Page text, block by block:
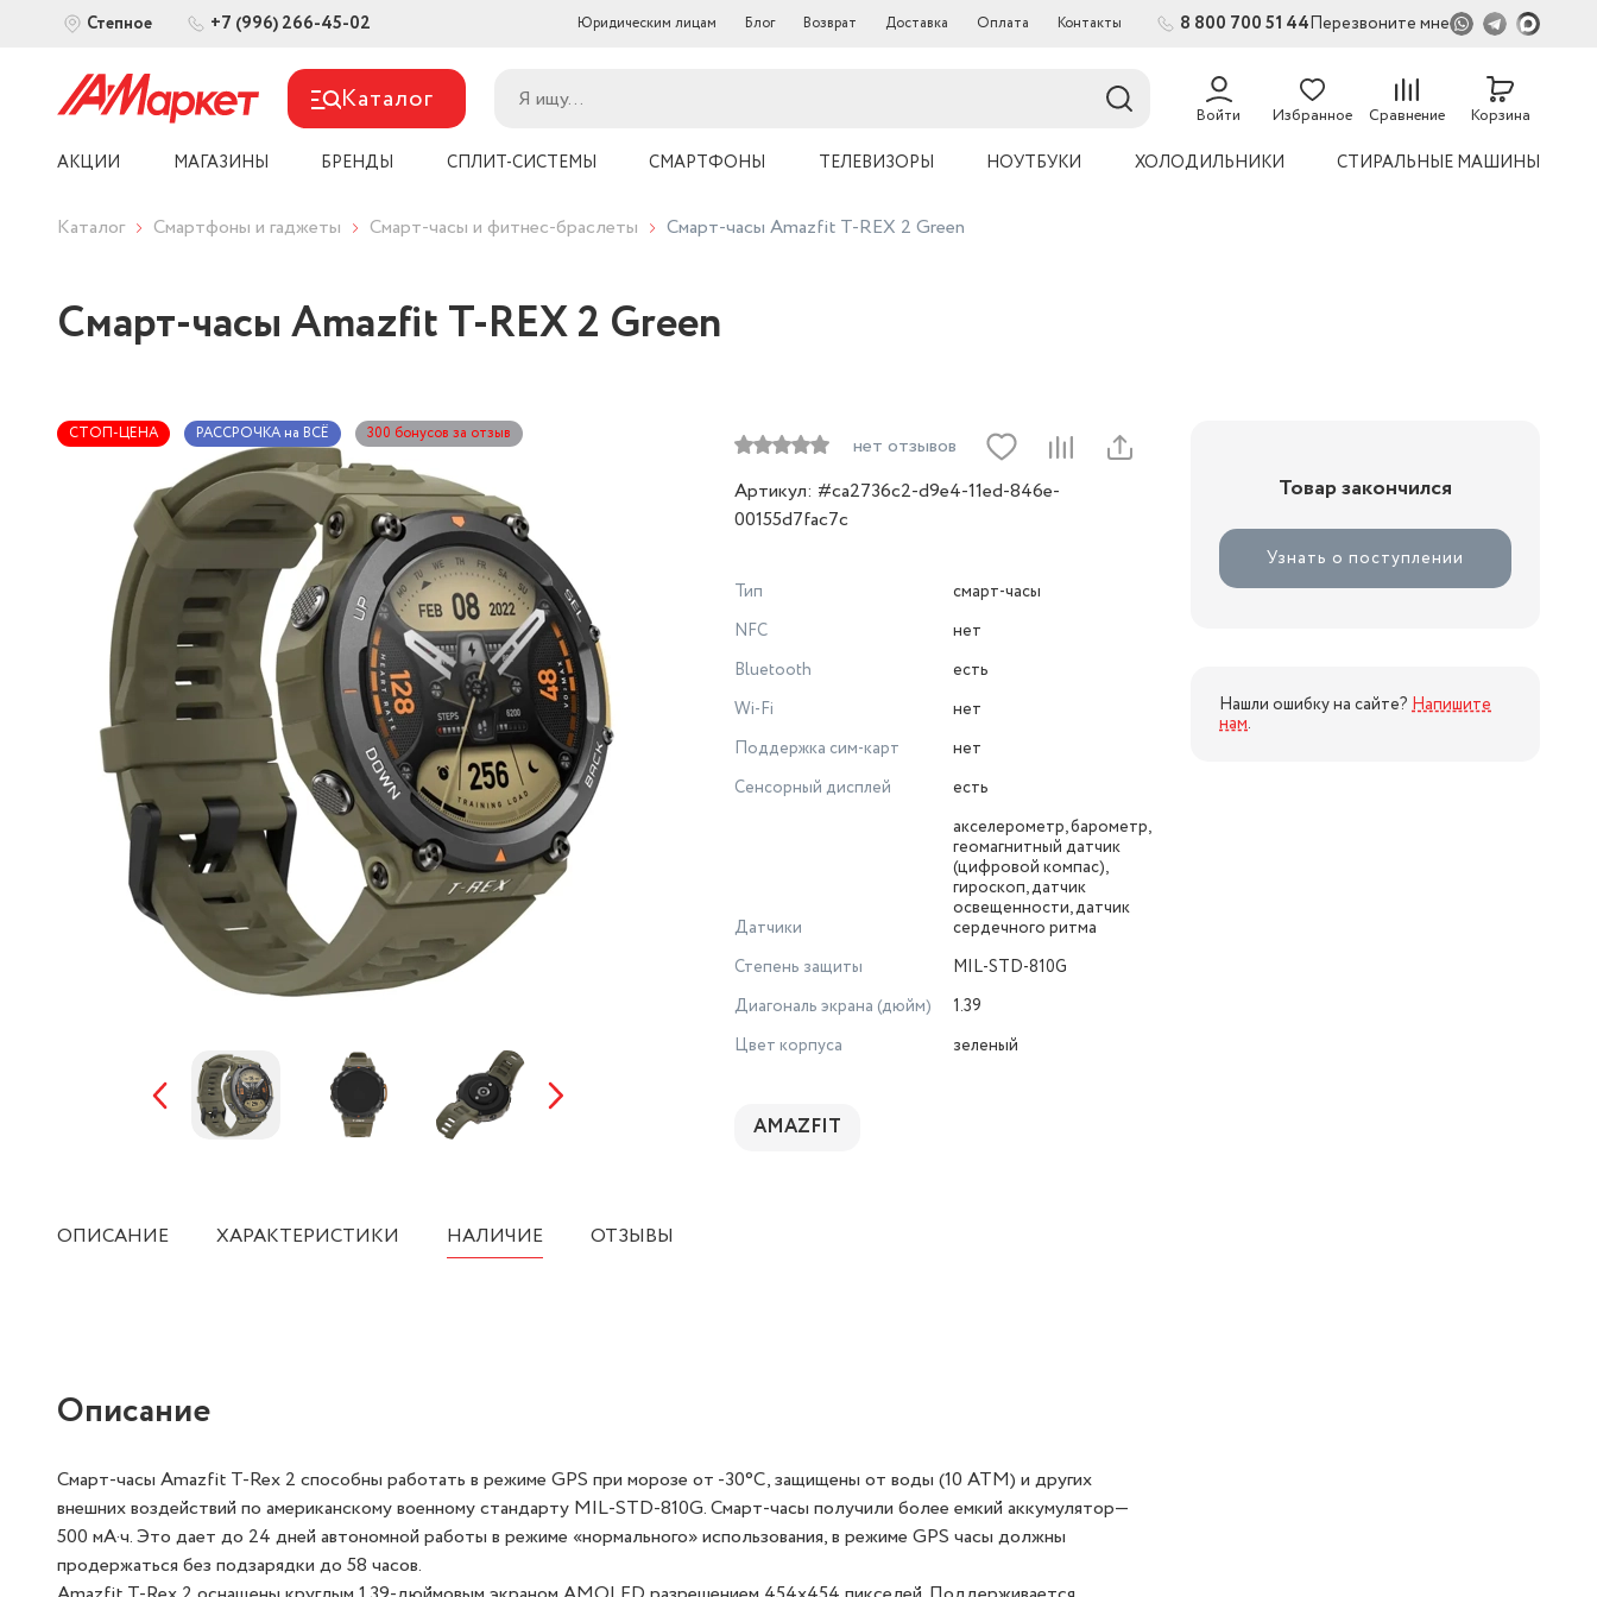
Степное +7 (996) 266-45-02 Юридическим лицам Блог Возврат Доставка Оплата Контакты 8 800 700 51 44Перезвоните мне
Каталог Войти Избранное Сравнение
54
Корзина
АКЦИИ МАГАЗИНЫ БРЕНДЫ СПЛИТ-СИСТЕМЫ СМАРТФОНЫ ТЕЛЕВИЗОРЫ НОУТБУКИ ХОЛОДИЛЬНИКИ СТИРАЛЬНЫЕ МАШИНЫ
Каталог Смартфоны и гаджеты Смарт-часы и фитнес-браслеты Смарт-часы Amazfit T-REX 2 Green
Смарт-часы Amazfit T-REX 2 Green
СТОП-ЦЕНА РАССРОЧКА на ВСЁ 300 бонусов за отзыв
нет отзывов
Артикул: #ca2736c2-d9e4-11ed-846e-
00155d7fac7c
Тип
смарт-часы
NFC
нет
Bluetooth
есть
Wi-Fi
нет
Поддержка сим-карт
нет
Сенсорный дисплей
есть
Датчики
акселерометр, барометр,
геомагнитный датчик
(цифровой компас),
гироскоп, датчик
освещенности, датчик
сердечного ритма
Степень защиты
MIL-STD-810G
Диагональ экрана (дюйм)
1.39
Цвет корпуса
зеленый
AMAZFIT
Товар закончился
Узнать о поступлении
Нашли ошибку на сайте? Напишите
нам.
ОПИСАНИЕ ХАРАКТЕРИСТИКИ НАЛИЧИЕ ОТЗЫВЫ
Описание
Смарт-часы Amazfit T-Rex 2 способны работать в режиме GPS при морозе от -30°C, защищены от воды (10 ATM) и других
внешних воздействий по американскому военному стандарту MIL-STD-810G. Смарт-часы получили более емкий аккумулятор—
500 мА·ч. Это дает до 24 дней автономной работы в режиме «нормального» использования, в режиме GPS часы должны
продержаться без подзарядки до 58 часов.